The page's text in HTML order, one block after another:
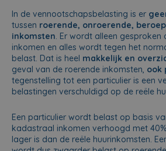
In de vennootschapsbelasting is er
tussen roerende, onroerende,
inkomsten. Er wordt alleen
inkomen en alles wordt tegen het
belast. Dat is heel makkelijk en
geval van de roerende inkomsten, ook
tegenstelling tot een particulier is een
belastingen verschuldigd op de reële
Een particulier wordt belast op basis
kadastraal inkomen verhoogd met
lager is dan de reële huurinkomsten.